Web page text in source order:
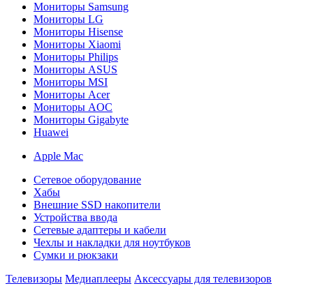
Мониторы Samsung
Мониторы LG
Мониторы Hisense
Мониторы Xiaomi
Мониторы Philips
Мониторы ASUS
Мониторы MSI
Мониторы Acer
Мониторы AOC
Мониторы Gigabyte
Huawei
Apple Mac
Сетевое оборудование
Хабы
Внешние SSD накопители
Устройства ввода
Сетевые адаптеры и кабели
Чехлы и накладки для ноутбуков
Сумки и рюкзаки
Телевизоры Медиаплееры Аксессуары для телевизоров